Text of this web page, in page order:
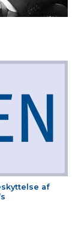
af